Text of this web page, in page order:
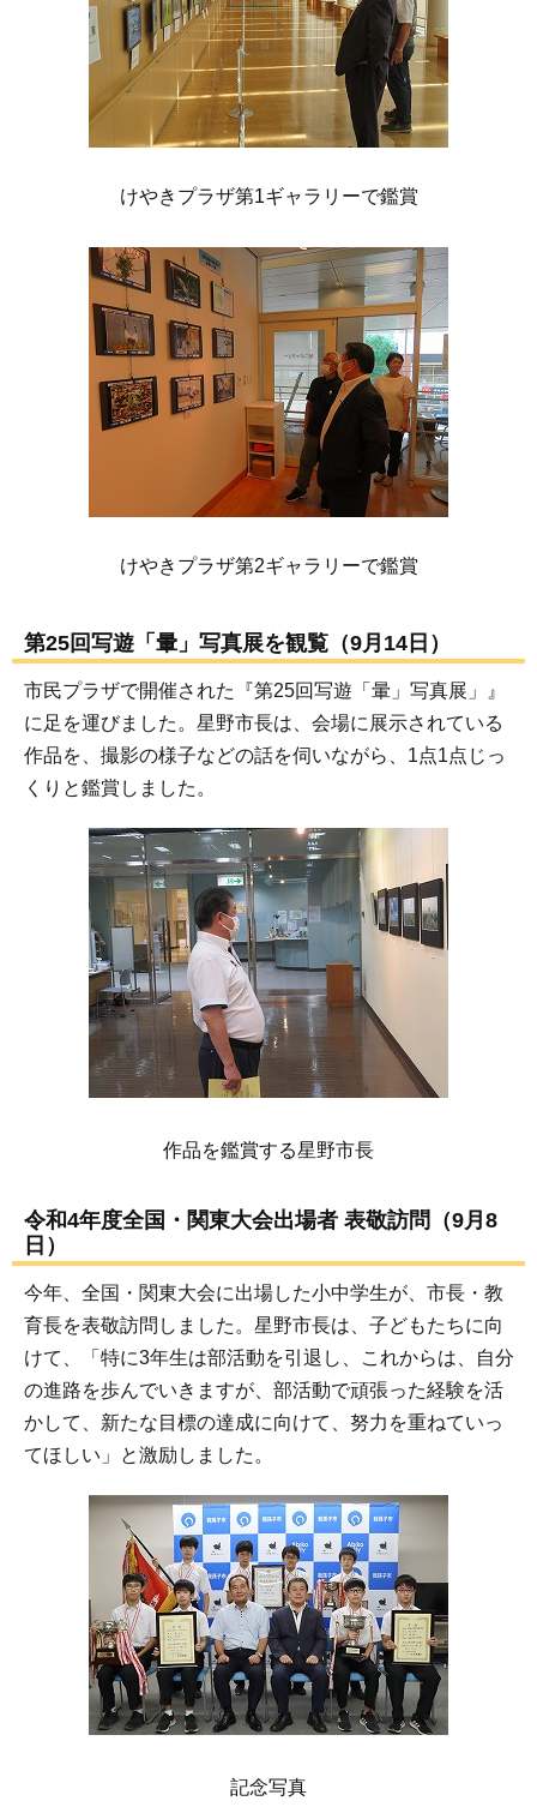
けやきプラザ第1ギャラリーで鑑賞
けやきプラザ第2ギャラリーで鑑賞
第25回写遊「暈」写真展を観覧（9月14日）
市民プラザで開催された『第25回写遊「暈」写真展」』
に足を運びました。星野市長は、会場に展示されている
作品を、撮影の様子などの話を伺いながら、1点1点じっ
くりと鑑賞しました。
作品を鑑賞する星野市長
令和4年度全国・関東大会出場者 表敬訪問（9月8
日）
今年、全国・関東大会に出場した小中学生が、市長・教
育長を表敬訪問しました。星野市長は、子どもたちに向
けて、「特に3年生は部活動を引退し、これからは、自分
の進路を歩んでいきますが、部活動で頑張った経験を活
かして、新たな目標の達成に向けて、努力を重ねていっ
てほしい」と激励しました。
記念写真